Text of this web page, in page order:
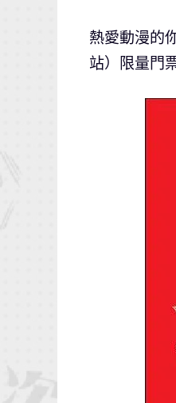
熱愛動漫的
站）限量門